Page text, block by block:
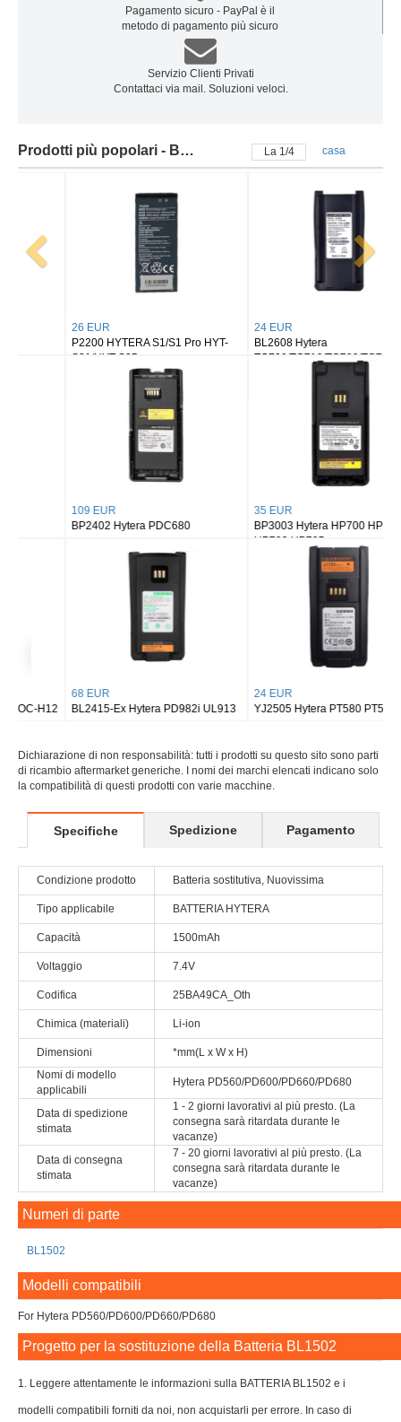
Pagamento sicuro - PayPal è il
metodo di pagamento più sicuro
Servizio Clienti Privati
Contattaci via mail. Soluzioni veloci.
Prodotti più popolari - Batteria hytera La 2/4 casa
P2200 HYTERA S1/S1 Pro HYT-
S31/HYT-S35
BL2608 Hytera
TC700/TC710/TC780/TC780M
BP2402 Hytera PDC680
BP3003 Hytera HP700 HP705
HP780 HP785
BL2415-Ex Hytera PD982i UL913
YJ2505 Hytera PT580 PT580H
Dichiarazione di non responsabilità: tutti i prodotti su questo sito sono parti
di ricambio aftermarket generiche. I nomi dei marchi elencati indicano solo
la compatibilità di questi prodotti con varie macchine.
Specifiche Spedizione Pagamento
Condizione prodotto Batteria sostitutiva, Nuovissima
Tipo applicabile BATTERIA HYTERA
Capacità 1500mAh
Voltaggio 7.4V
Codifica 25BA49CA_Oth
Chimica (materiali) Li-ion
Dimensioni
*mm(L x W x H)
Nomi di modello
applicabili
Hytera PD560/PD600/PD660/PD680
Data di spedizione
stimata
1 - 2 giorni lavorativi al più presto. (La
consegna sarà ritardata durante le
vacanze)
Data di consegna
stimata
7 - 20 giorni lavorativi al più presto. (La
consegna sarà ritardata durante le
vacanze)
Numeri di parte
BL1502
Modelli compatibili
For Hytera PD560/PD600/PD660/PD680
Progetto per la sostituzione della Batteria BL1502
1. Leggere attentamente le informazioni sulla BATTERIA BL1502 e i
modelli compatibili forniti da noi, non acquistarli per errore. In caso di